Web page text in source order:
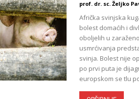
prof. dr. sc. Željko
Afrička svinjska
bolest domaćih i
oboljelih u
usmrćivanja
svinja. Bolest nije
po prvi puta je
europskom se tlu